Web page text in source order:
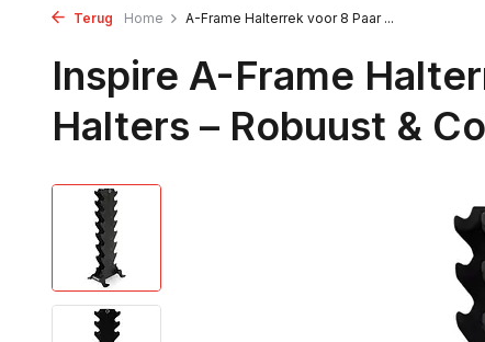
Terug Home A-Frame Halterrek voor 8 Paar ...
Inspire A-Frame
Halters – Robuust &